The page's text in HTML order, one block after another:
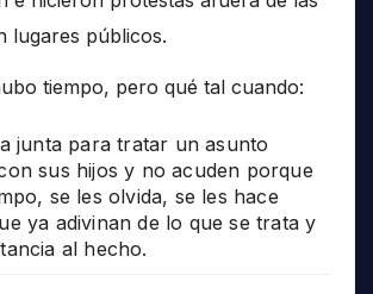
lugares públicos.
tiempo, pero qué tal cuando:
junta para tratar un asunto
sus hijos y no acuden porque
se les olvida, se les hace
ya adivinan de lo que se trata y
al hecho.